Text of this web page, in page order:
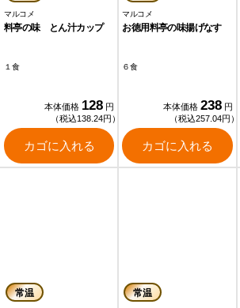
マルコメ
料亭の味 とん汁カップ
１食
本体価格 128 円
（税込138.24円）
カゴに入れる
マルコメ
お徳用料亭の味揚げなす
６食
本体価格 238 円
（税込257.04円）
カゴに入れる
常温 常温